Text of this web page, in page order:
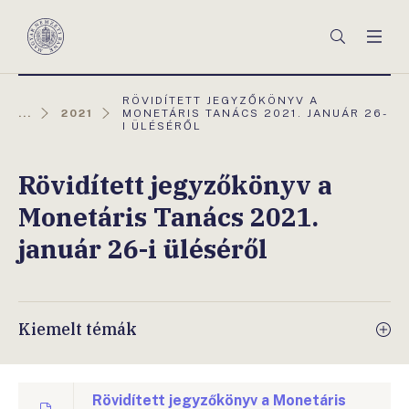
Magyar
Keresés
... 2021
AKTUÁLIS
OLDAL:
RÖVIDÍTETT JEGYZŐKÖNYV A
MONETÁRIS TANÁCS 2021. JANUÁR 26-
I ÜLÉSÉRŐL
Rövidített jegyzőkönyv a
Monetáris Tanács 2021.
január 26-i üléséről
Kiemelt témák
Rövidített jegyzőkönyv a Monetáris